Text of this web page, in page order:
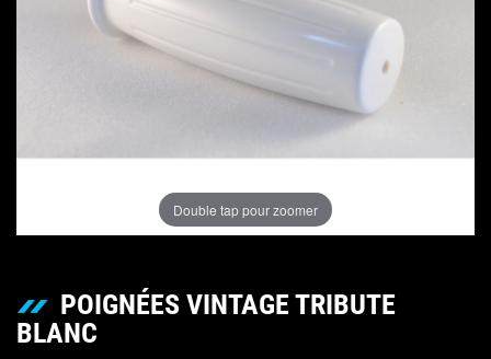
Double tap pour zoomer
POIGNÉES VINTAGE TRIBUTE
BLANC